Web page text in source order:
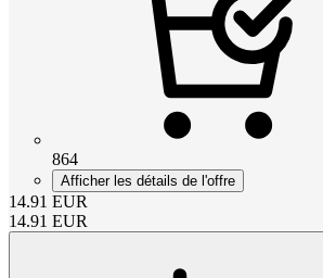
864
Afficher les détails de l'offre
14.91 EUR
14.91 EUR